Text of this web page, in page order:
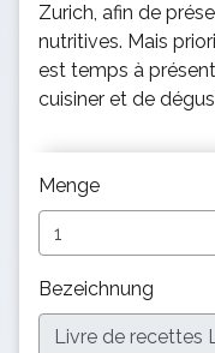
Zurich, afin de
nutritives. Mais
est temps à
cuisiner et de
Menge
Bezeichnung